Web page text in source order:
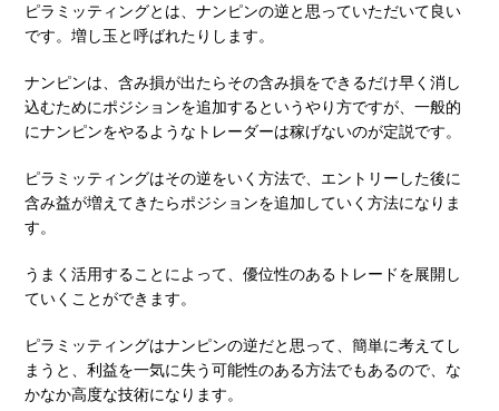
ピラミッティングとは、ナンピンの逆と思っていただいて良い
です。増し玉と呼ばれたりします。
ナンピンは、含み損が出たらその含み損をできるだけ早く消し
込むためにポジションを追加するというやり方ですが、一般的
にナンピンをやるようなトレーダーは稼げないのが定説です。
ピラミッティングはその逆をいく方法で、エントリーした後に
含み益が増えてきたらポジションを追加していく方法になりま
す。
うまく活用することによって、優位性のあるトレードを展開し
ていくことができます。
ピラミッティングはナンピンの逆だと思って、簡単に考えてし
まうと、利益を一気に失う可能性のある方法でもあるので、な
かなか高度な技術になります。